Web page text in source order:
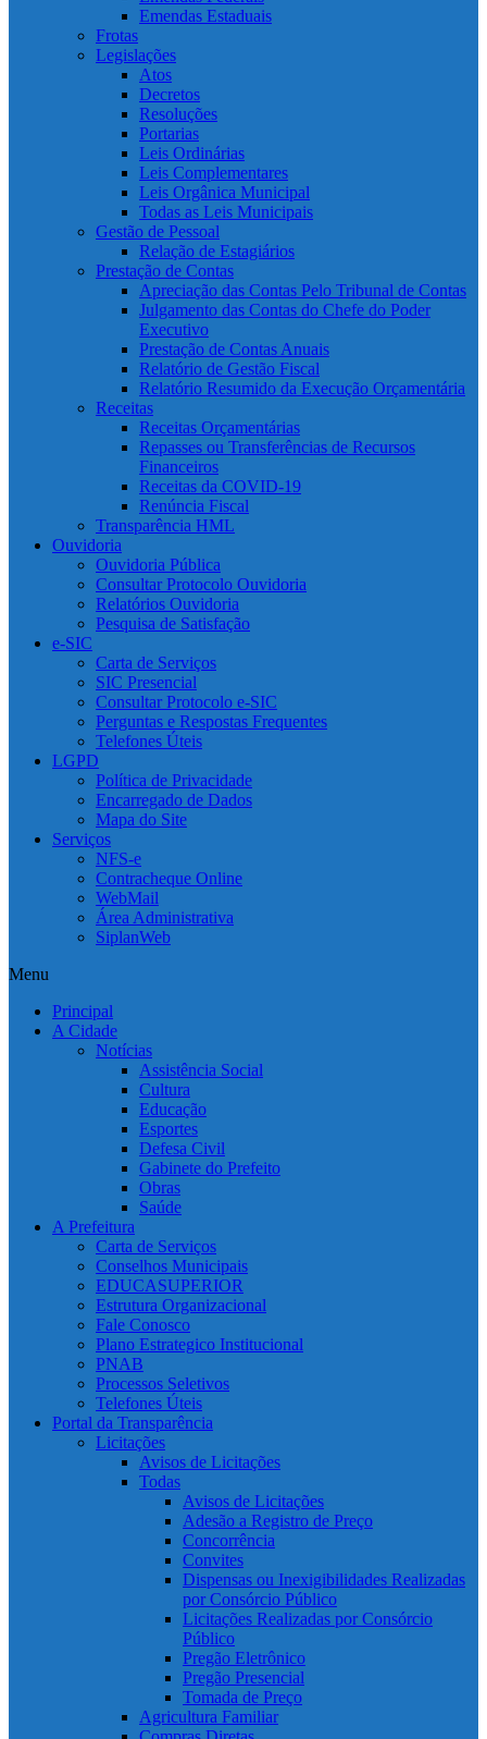
Emendas Estaduais
Frotas
Legislações
Atos
Decretos
Resoluções
Portarias
Leis Ordinárias
Leis Complementares
Leis Orgânica Municipal
Todas as Leis Municipais
Gestão de Pessoal
Relação de Estagiários
Prestação de Contas
Apreciação das Contas Pelo Tribunal de Contas
Julgamento das Contas do Chefe do Poder
Executivo
Prestação de Contas Anuais
Relatório de Gestão Fiscal
Relatório Resumido da Execução Orçamentária
Receitas
Receitas Orçamentárias
Repasses ou Transferências de Recursos
Financeiros
Receitas da COVID-19
Renúncia Fiscal
Transparência HML
Ouvidoria
Ouvidoria Pública
Consultar Protocolo Ouvidoria
Relatórios Ouvidoria
Pesquisa de Satisfação
e-SIC
Carta de Serviços
SIC Presencial
Consultar Protocolo e-SIC
Perguntas e Respostas Frequentes
Telefones Úteis
LGPD
Política de Privacidade
Encarregado de Dados
Mapa do Site
Serviços
NFS-e
Contracheque Online
WebMail
Área Administrativa
SiplanWeb
Menu
Principal
A Cidade
Notícias
Assistência Social
Cultura
Educação
Esportes
Defesa Civil
Gabinete do Prefeito
Obras
Saúde
A Prefeitura
Carta de Serviços
Conselhos Municipais
EDUCASUPERIOR
Estrutura Organizacional
Fale Conosco
Plano Estrategico Institucional
PNAB
Processos Seletivos
Telefones Úteis
Portal da Transparência
Licitações
Avisos de Licitações
Todas
Avisos de Licitações
Adesão a Registro de Preço
Concorrência
Convites
Dispensas ou Inexigibilidades Realizadas
por Consórcio Público
Licitações Realizadas por Consórcio
Público
Pregão Eletrônico
Pregão Presencial
Tomada de Preço
Agricultura Familiar